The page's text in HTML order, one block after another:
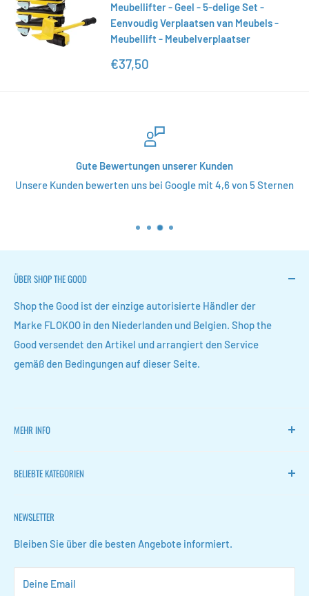
Meubellifter - Geel - 5-delige Set -
Eenvoudig Verplaatsen van Meubels -
Meubellift - Meubelverplaatser
Sonderpreis
€37,50
Gute Bewertungen unserer Kunden
Unsere Kunden bewerten uns bei Google mit 4,6 von 5 Sternen
ÜBER SHOP THE GOOD
Shop the Good ist der einzige autorisierte Händler der
Marke FLOKOO in den Niederlanden und Belgien. Shop the
Good versendet den Artikel und arrangiert den Service
gemäß den Bedingungen auf dieser Seite.
MEHR INFO
FLOKOO
Kontakt
FAQ
Datenschutzerklärung
BELIEBTE KATEGORIEN
Weinregale
Schuhaufbewahrung
Organizer für Waschbeckenschränke
NEWSLETTER
Bleiben Sie über die besten Angebote informiert.
Deine Email